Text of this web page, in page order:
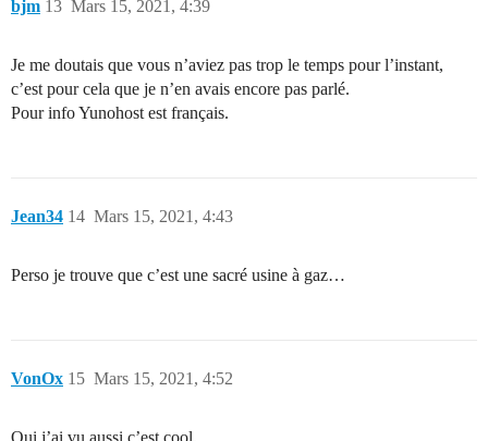
bjm Mars 15, 2021, 4:39
13
Je me doutais que vous n’aviez pas trop le temps pour l’instant,
c’est pour cela que je n’en avais encore pas parlé.
Pour info Yunohost est français.
Jean34 Mars 15, 2021, 4:43
14
Perso je trouve que c’est une sacré usine à gaz…
VonOx Mars 15, 2021, 4:52
15